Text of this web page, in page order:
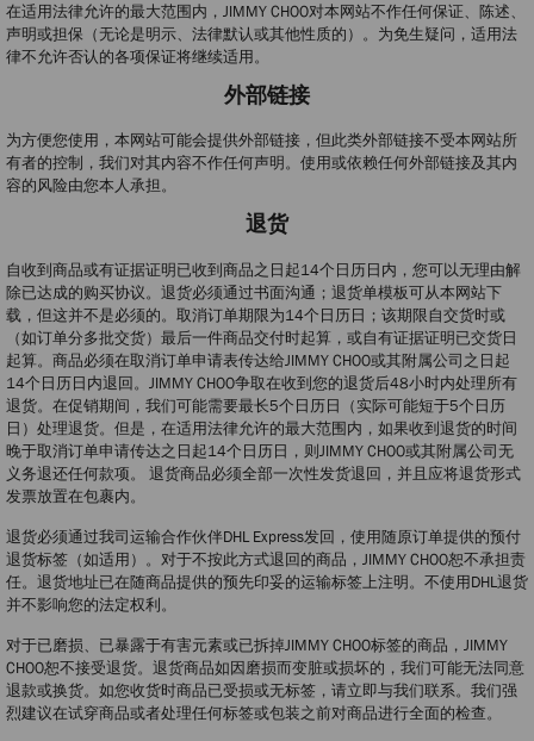
在适用法律允许的最大范围内，JIMMY CHOO对本网站不作任何保证、陈述、
声明或担保（无论是明示、法律默认或其他性质的）。为免生疑问，适用法
律不允许否认的各项保证将继续适用。
外部链接
为方便您使用，本网站可能会提供外部链接，但此类外部链接不受本网站所
有者的控制，我们对其内容不作任何声明。使用或依赖任何外部链接及其内
容的风险由您本人承担。
退货
自收到商品或有证据证明已收到商品之日起14个日历日内，您可以无理由解
除已达成的购买协议。退货必须通过书面沟通；退货单模板可从本网站下
载，但这并不是必须的。取消订单期限为14个日历日；该期限自交货时或
（如订单分多批交货）最后一件商品交付时起算，或自有证据证明已交货日
起算。商品必须在取消订单申请表传达给JIMMY CHOO或其附属公司之日起
14个日历日内退回。JIMMY CHOO争取在收到您的退货后48小时内处理所有
退货。在促销期间，我们可能需要最长5个日历日（实际可能短于5个日历
日）处理退货。但是，在适用法律允许的最大范围内，如果收到退货的时间
晚于取消订单申请传达之日起14个日历日，则JIMMY CHOO或其附属公司无
义务退还任何款项。 退货商品必须全部一次性发货退回，并且应将退货形式
发票放置在包裹内。
退货必须通过我司运输合作伙伴DHL Express发回，使用随原订单提供的预付
退货标签（如适用）。对于不按此方式退回的商品，JIMMY CHOO恕不承担责
任。退货地址已在随商品提供的预先印妥的运输标签上注明。不使用DHL退货
并不影响您的法定权利。
对于已磨损、已暴露于有害元素或已拆掉JIMMY CHOO标签的商品，JIMMY
CHOO恕不接受退货。退货商品如因磨损而变脏或损坏的，我们可能无法同意
退款或换货。如您收货时商品已受损或无标签，请立即与我们联系。我们强
烈建议在试穿商品或者处理任何标签或包装之前对商品进行全面的检查。